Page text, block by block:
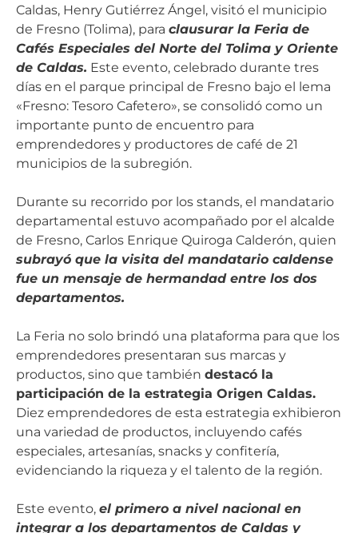
Caldas, Henry Gutiérrez Ángel, visitó el municipio
de Fresno (Tolima), para clausurar la Feria de
Cafés Especiales del Norte del Tolima y Oriente
de Caldas. Este evento, celebrado durante tres
días en el parque principal de Fresno bajo el lema
«Fresno: Tesoro Cafetero», se consolidó como un
importante punto de encuentro para
emprendedores y productores de café de 21
municipios de la subregión.
Durante su recorrido por los stands, el mandatario
departamental estuvo acompañado por el alcalde
de Fresno, Carlos Enrique Quiroga Calderón, quien
subrayó que la visita del mandatario caldense
fue un mensaje de hermandad entre los dos
departamentos.
La Feria no solo brindó una plataforma para que los
emprendedores presentaran sus marcas y
productos, sino que también destacó la
participación de la estrategia Origen Caldas.
Diez emprendedores de esta estrategia exhibieron
una variedad de productos, incluyendo cafés
especiales, artesanías, snacks y confitería,
evidenciando la riqueza y el talento de la región.
Este evento, el primero a nivel nacional en
integrar a los departamentos de Caldas y